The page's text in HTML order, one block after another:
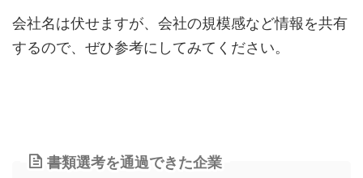
会社名は伏せますが、会社の規模感など情報を共有
するので、ぜひ参考にしてみてください。
書類選考を通過できた企業